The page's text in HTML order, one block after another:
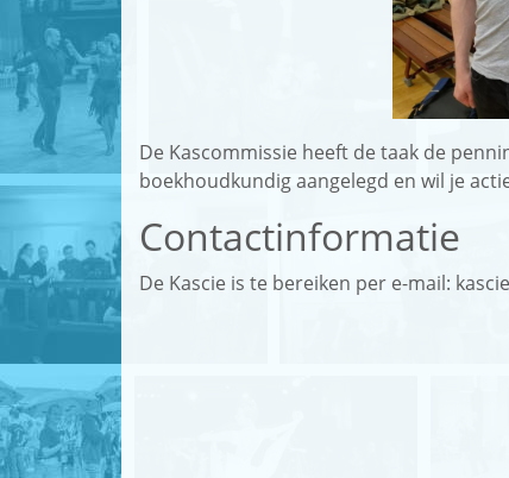
English
Login
De Kascommissie heeft de taak de
boekhoudkundig aangelegd en wil je
Contactinformatie
De Kascie is te bereiken per e-mail: